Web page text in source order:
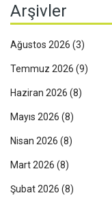
Arşivler
Ağustos 2026 (3)
Temmuz 2026 (9)
Haziran 2026 (8)
Mayıs 2026 (8)
Nisan 2026 (8)
Mart 2026 (8)
Şubat 2026 (8)